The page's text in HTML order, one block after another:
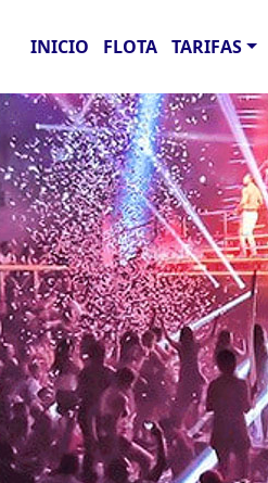
INICIO FLOTA TARIFAS